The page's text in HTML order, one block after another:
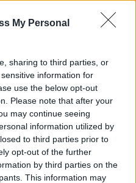
My Personal
sharing to third parties, or
information for
use the below opt-out
Please note that after your
may continue seeing
information utilized by
to third parties prior to
opt-out of the further
by third parties on the
This information may
που μπορεί να
Reiger, η ανιριδία, το
νευροϊνωμάτωση, η
φαρμάκων,
εγχείρηση στο μάτι
καταρράκτη).
είναι σχετικά
και το